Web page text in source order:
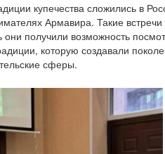
купечества сложились в
Армавира. Такие
получили возможность
которую создавали
сферы.